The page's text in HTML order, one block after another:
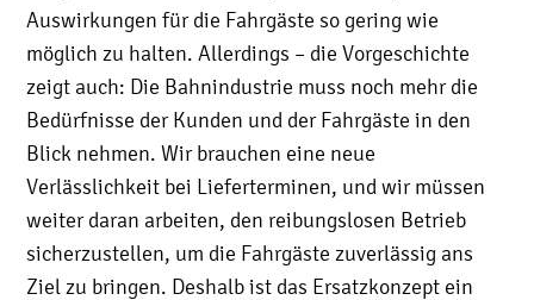
Auswirkungen für die Fahrgäste so gering wie
möglich zu halten. Allerdings – die Vorgeschichte
zeigt auch: Die Bahnindustrie muss noch mehr die
Bedürfnisse der Kunden und der Fahrgäste in den
Blick nehmen. Wir brauchen eine neue
Verlässlichkeit bei Lieferterminen, und wir müssen
weiter daran arbeiten, den reibungslosen Betrieb
sicherzustellen, um die Fahrgäste zuverlässig ans
Ziel zu bringen. Deshalb ist das Ersatzkonzept ein